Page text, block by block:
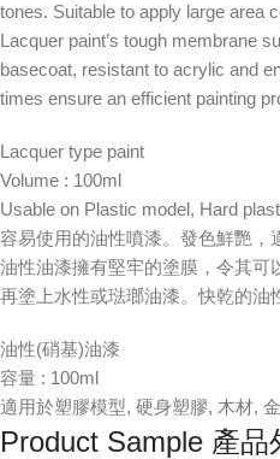
tones. Suitable to apply large area
Lacquer paint’s tough membrane
basecoat, resistant to acrylic and
times ensure an efficient painting
Lacquer type paint
Volume : 100ml
Usable on Plastic model, Hard
容易使用的油性噴漆。發色鮮艷，
油性油漆擁有堅牢的塗膜，令其可
再塗上水性或琺瑯油漆。快乾的油
油性(硝基)油漆
容量 : 100ml
適用於塑膠模型, 硬身塑膠, 木材,
Product Sample 產品